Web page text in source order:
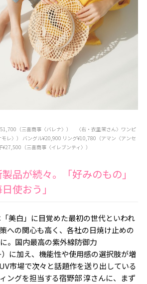
（三喜商事〈バレナ〉） 〈右・衣里茉さん〉ワンピ
レ〉） バングル¥20,900 リング¥10,780（アマン〈アンセ
（三喜商事〈イレブンティ〉）
品が続々。「好みのもの」
使おう」
美白」に目覚めた最初の世代といわれ
への関心も高く、各社の日焼け止めの
。国内最高の紫外線防御力
）に加え、機能性や使用感の選択肢が増
市場で次々と話題作を送り出している
ングを担当する宿野部 淳さんに、まず